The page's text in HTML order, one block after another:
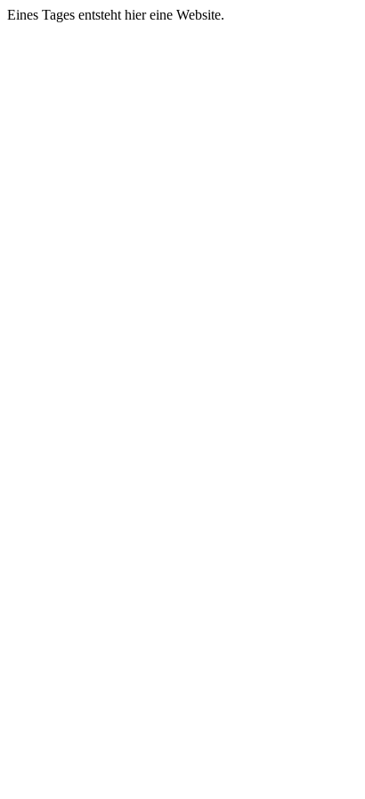
Eines Tages entsteht hier eine Website.